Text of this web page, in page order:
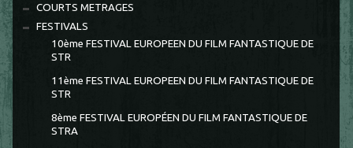
COURTS METRAGES
FESTIVALS
10ème FESTIVAL EUROPEEN DU FILM FANTASTIQUE DE
STR
11ème FESTIVAL EUROPEEN DU FILM FANTASTIQUE DE
STR
8ème FESTIVAL EUROPÉEN DU FILM FANTASTIQUE DE
STRA